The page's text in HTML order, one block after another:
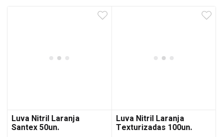
Luva Nitril Laranja
Santex 50un.
Luva Nitril Laranja
Texturizadas 100un.